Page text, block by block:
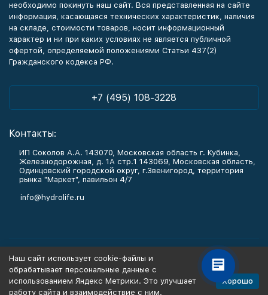
необходимо покинуть наш сайт. Вся представленная на сайте
информация, касающаяся технических характеристик, наличия
на складе, стоимости товаров, носит информационный
характер и ни при каких условиях не является публичной
офертой, определяемой положениями Статьи 437(2)
Гражданского кодекса РФ.
+7 (495) 108-3228
Контакты:
ИП Соколов А.А. 143070, Московская область г. Кубинка,
Железнодорожная, д. 1А стр.1 143069, Московская область,
Одинцовский городской округ, г.Звенигород, территория
рынка "Маркет", павильон 4/7
info@hydrolife.ru
Информация
Наш сайт использует cookie-файлы и
обрабатывает персональные данные с
использованием Яндекс Метрики. Это улучшает
работу сайта и взаимодействие с ним.
Хорошо